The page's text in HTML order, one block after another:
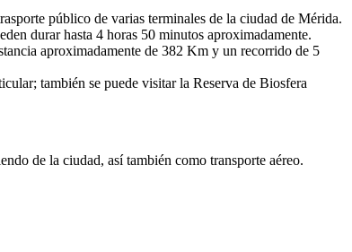
público de varias terminales de la ciudad de Mérida.
durar hasta 4 horas 50 minutos aproximadamente.
aproximadamente de 382 Km y un recorrido de 5
también se puede visitar la Reserva de Biosfera
de la ciudad, así también como transporte aéreo.